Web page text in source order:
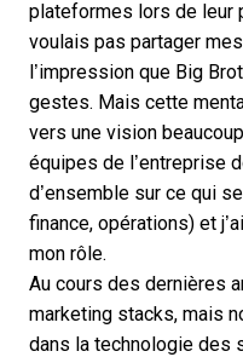
plateformes lors de leur
voulais pas partager
l’impression que Big
gestes. Mais cette
vers une vision
équipes de l’entreprise
d’ensemble sur ce qui
finance, opérations) et
mon rôle.
Au cours des dernières
marketing stacks, mais
dans la technologie des